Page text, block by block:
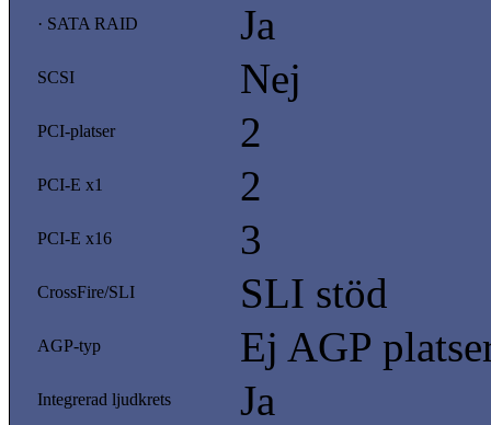
· SATA RAID Ja
SCSI Nej
PCI-platser 2
PCI-E x1 2
PCI-E x16 3
CrossFire/SLI SLI stöd
AGP-typ Ej AGP
Integrerad ljudkrets Ja